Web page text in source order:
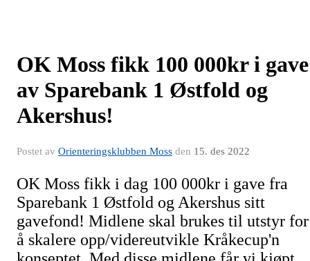
OK Moss fikk 100 000kr i gave
av Sparebank 1 Østfold og
Akershus!
Postet av Orienteringsklubben Moss den 15. des 2022
OK Moss fikk i dag 100 000kr i gave fra
Sparebank 1 Østfold og Akershus sitt
gavefond! Midlene skal brukes til utstyr for
å skalere opp/videreutvikle Kråkecup'n